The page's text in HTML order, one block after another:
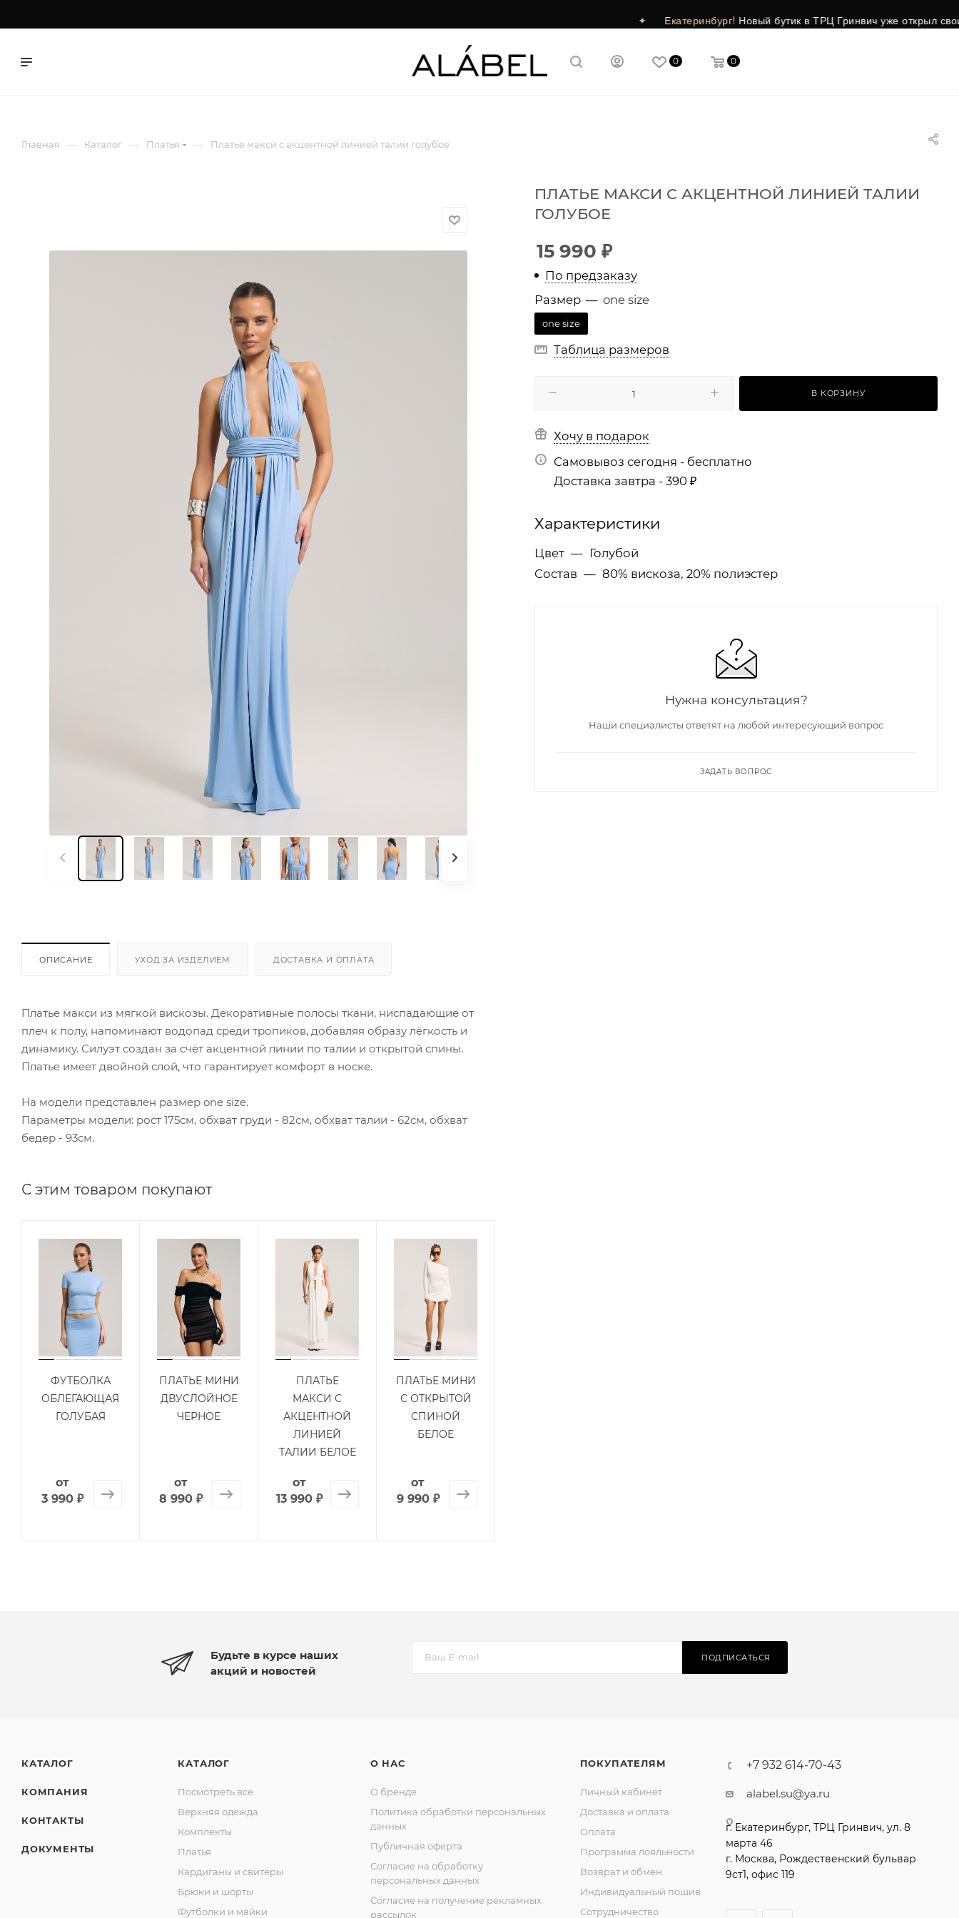
Екатеринбург! Новый бутик в ТРЦ Гринвич уже открыл свои двери ❤️
0 0
Главная — Каталог — Платья — Платье макси с акцентной линией талии голубое
ОПИСАНИЕ УХОД ЗА ИЗДЕЛИЕМ ДОСТАВКА И ОПЛАТА
Платье макси из мягкой вискозы. Декоративные полосы ткани, ниспадающие от
плеч к полу, напоминают водопад среди тропиков, добавляя образу лёгкость и
динамику. Силуэт создан за счёт акцентной линии по талии и открытой спины.
Платье имеет двойной слой, что гарантирует комфорт в носке.
На модели представлен размер one size.
Параметры модели: рост 175см, обхват груди - 82см, обхват талии - 62см, обхват
бедер - 93см.
С этим товаром покупают
ФУТБОЛКА
ОБЛЕГАЮЩАЯ
ГОЛУБАЯ
от
3 990 ₽
ПЛАТЬЕ МИНИ
ДВУСЛОЙНОЕ
ЧЕРНОЕ
от
8 990 ₽
ПЛАТЬЕ
МАКСИ С
АКЦЕНТНОЙ
ЛИНИЕЙ
ТАЛИИ БЕЛОЕ
от
13 990 ₽
ПЛАТЬЕ МИНИ
С ОТКРЫТОЙ
СПИНОЙ
БЕЛОЕ
от
9 990 ₽
ПЛАТЬЕ МАКСИ С АКЦЕНТНОЙ ЛИНИЕЙ ТАЛИИ
ГОЛУБОЕ
15 990 ₽
По предзаказу
Размер — one size
one size
Таблица размеров
В КОРЗИНУ
Хочу в подарок
Самовывоз сегодня - бесплатно
Доставка завтра - 390 ₽
Характеристики
Цвет — Голубой
Состав — 80% вискоза, 20% полиэстер
Нужна консультация?
Наши специалисты ответят на любой интересующий вопрос
ЗАДАТЬ ВОПРОС
Будьте в курсе наших
акций и новостей
ПОДПИСАТЬСЯ
КАТАЛОГ
КОМПАНИЯ
КОНТАКТЫ
ДОКУМЕНТЫ
КАТАЛОГ
Посмотреть все
Верхняя одежда
Комплекты
Платья
Кардиганы и свитеры
Брюки и шорты
Футболки и майки
О НАС
О бренде
Политика обработки персональных
данных
Публичная оферта
Согласие на обработку
персональных данных
Согласие на получение рекламных
рассылок
ПОКУПАТЕЛЯМ
Личный кабинет
Доставка и оплата
Оплата
Программа лояльности
Возврат и обмен
Индивидуальный пошив
Сотрудничество
+7 932 614-70-43
alabel.su@ya.ru